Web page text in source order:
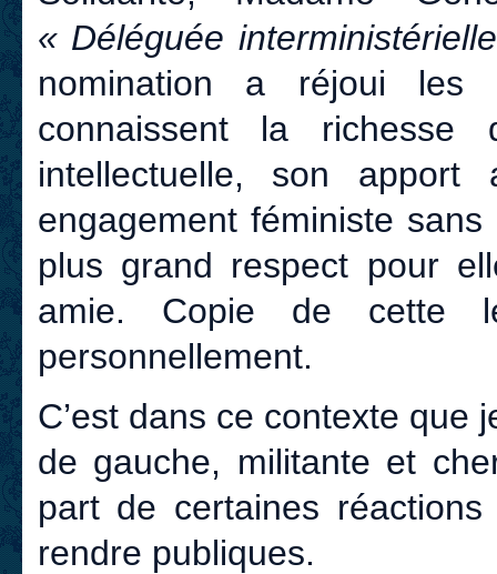
« Déléguée
nomination a réjoui les
connaissent la
intellectuelle, son apport
engagement féministe
plus grand respect pour
amie. Copie de cette
personnellement.
C’est dans ce contexte que
de gauche, militante et
part de certaines
rendre publiques.